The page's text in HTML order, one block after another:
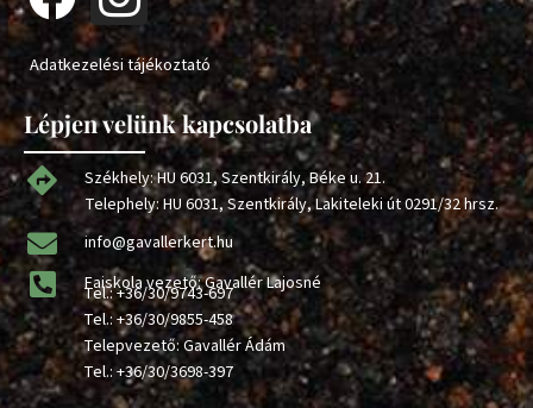
Adatkezelési tájékoztató
Lépjen velünk kapcsolatba
Székhely: HU 6031, Szentkirály, Béke u. 21.
Telephely: HU 6031, Szentkirály, Lakiteleki út 0291/32 hrsz.
info@gavallerkert.hu
Faiskola vezető: Gavallér Lajosné
Tel.:+36/30/9743-697
Tel.:+36/30/9855-458
Telepvezető: Gavallér Ádám
Tel.:+36/30/3698-397